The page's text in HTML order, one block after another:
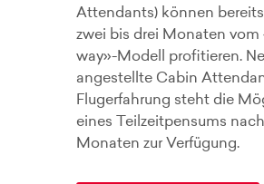
Attendants) können
zwei bis drei Monaten vom
way»-Modell profitieren.
angestellte Cabin
Flugerfahrung steht die
eines Teilzeitpensums
Monaten zur Verfügung.